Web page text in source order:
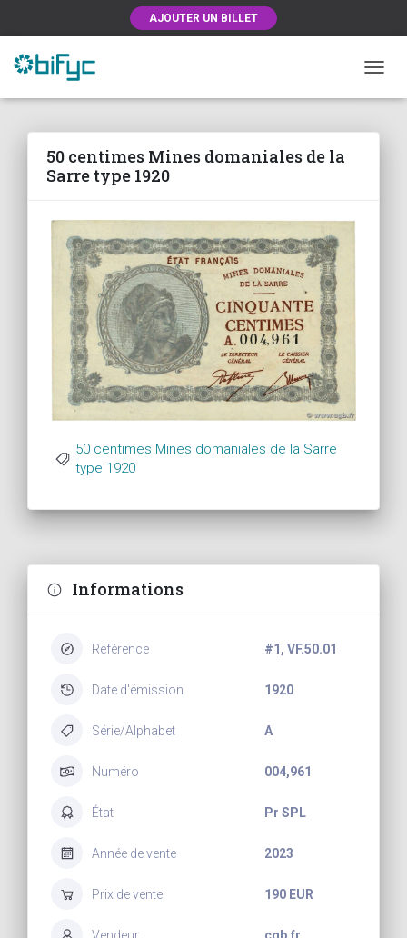
AJOUTER UN BILLET
50 centimes Mines domaniales de la
Sarre type 1920
50 centimes Mines domaniales de la Sarre
type 1920
Informations
Référence #1, VF.50.01
Date d'émission 1920
Série/Alphabet A
Numéro 004,961
État Pr SPL
Année de vente 2023
Prix de vente 190 EUR
Vendeur cgb.fr